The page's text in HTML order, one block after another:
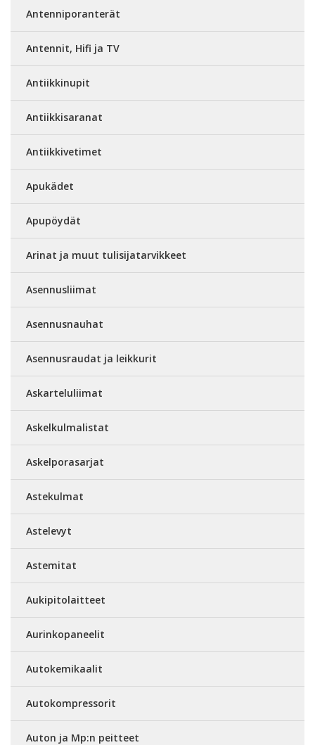
Antenniporanterät
Antennit, Hifi ja TV
Antiikkinupit
Antiikkisaranat
Antiikkivetimet
Apukädet
Apupöydät
Arinat ja muut tulisijatarvikkeet
Asennusliimat
Asennusnauhat
Asennusraudat ja leikkurit
Askarteluliimat
Askelkulmalistat
Askelporasarjat
Astekulmat
Astelevyt
Astemitat
Aukipitolaitteet
Aurinkopaneelit
Autokemikaalit
Autokompressorit
Auton ja Mp:n peitteet